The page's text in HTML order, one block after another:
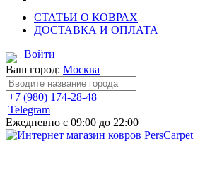
СТАТЬИ О КОВРАХ
ДОСТАВКА И ОПЛАТА
Войти
Ваш город: Москва
+7 (980) 174-28-48
Telegram
Ежедневно с 09:00 до 22:00